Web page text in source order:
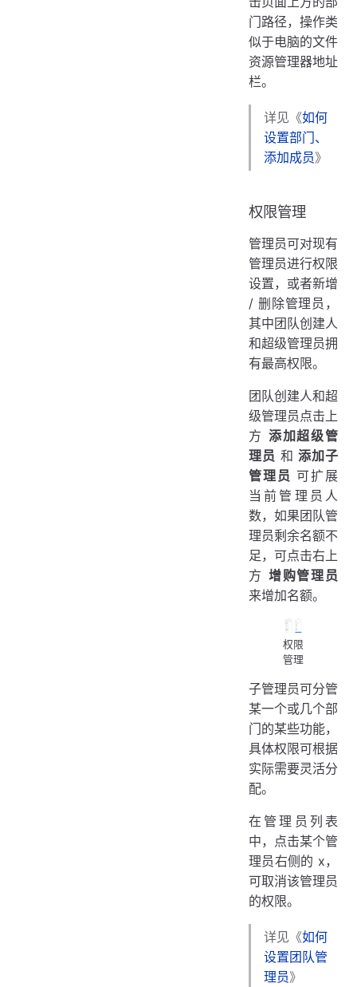
门路径，操作类
似于电脑的文件
资源管理器地址
栏。
详见《如何
设置部门、
添加成员》
权限管理
管理员可对现有
管理员进行权限
设置，或者新增
/ 删除管理员，
其中团队创建人
和超级管理员拥
有最高权限。
团队创建人和超
级管理员点击上
方 添加超级管
理员 和添加子
管理员 可扩展
当前管理员人
数，如果团队管
理员剩余名额不
足，可点击右上
方 增购管理员
来增加名额。
权限
管理
子管理员可分管
某一个或几个部
门的某些功能，
具体权限可根据
实际需要灵活分
配。
在管理员列表
中，点击某个管
理员右侧的 x，
可取消该管理员
的权限。
详见《如何
设置团队管
理员》